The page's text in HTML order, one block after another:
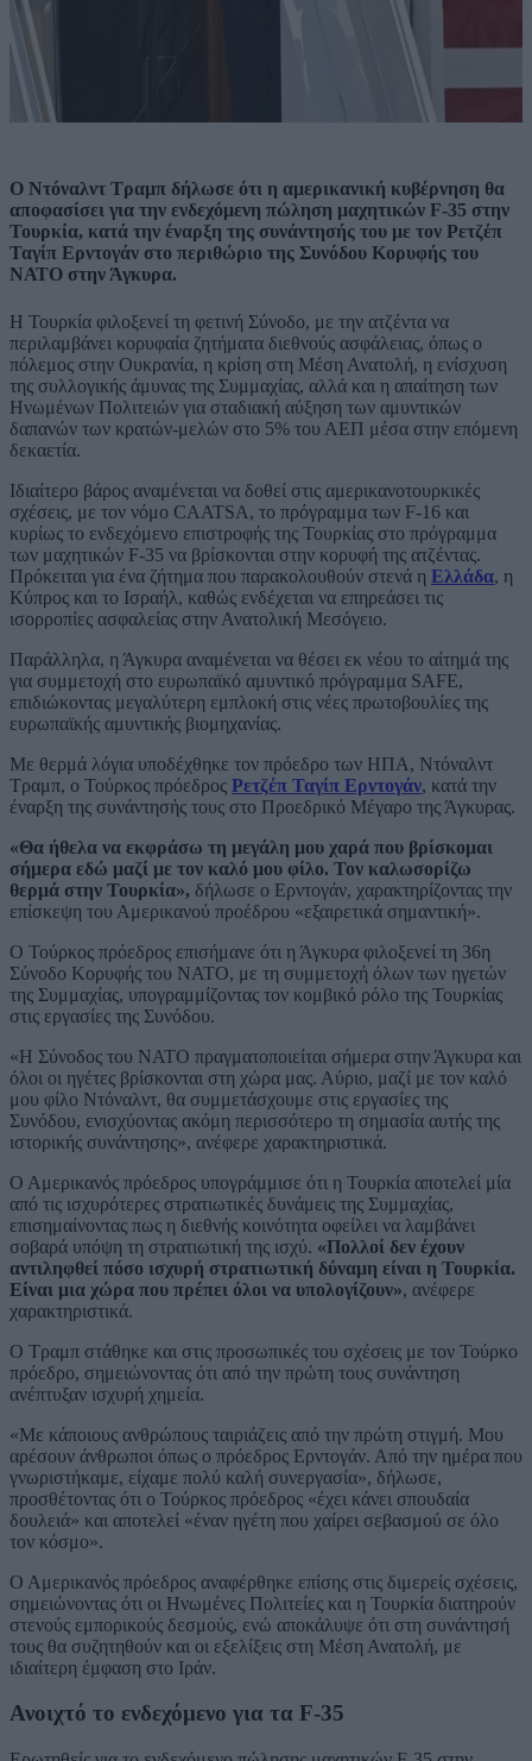
Ο Ντόναλντ Τραμπ δήλωσε ότι η αμερικανική κυβέρνηση θα
αποφασίσει για την ενδεχόμενη πώληση μαχητικών F-35 στην
Τουρκία, κατά την έναρξη της συνάντησής του με τον Ρετζέπ
Ταγίπ Ερντογάν στο περιθώριο της Συνόδου Κορυφής του
ΝΑΤΟ στην Άγκυρα.
Η Τουρκία φιλοξενεί τη φετινή Σύνοδο, με την ατζέντα να
περιλαμβάνει κορυφαία ζητήματα διεθνούς ασφάλειας, όπως ο
πόλεμος στην Ουκρανία, η κρίση στη Μέση Ανατολή, η ενίσχυση
της συλλογικής άμυνας της Συμμαχίας, αλλά και η απαίτηση των
Ηνωμένων Πολιτειών για σταδιακή αύξηση των αμυντικών
δαπανών των κρατών-μελών στο 5% του ΑΕΠ μέσα στην επόμενη
δεκαετία.
Ιδιαίτερο βάρος αναμένεται να δοθεί στις αμερικανοτουρκικές
σχέσεις, με τον νόμο CAATSA, το πρόγραμμα των F-16 και
κυρίως το ενδεχόμενο επιστροφής της Τουρκίας στο πρόγραμμα
των μαχητικών F-35 να βρίσκονται στην κορυφή της ατζέντας.
Πρόκειται για ένα ζήτημα που παρακολουθούν στενά η Ελλάδα, η
Κύπρος και το Ισραήλ, καθώς ενδέχεται να επηρεάσει τις
ισορροπίες ασφαλείας στην Ανατολική Μεσόγειο.
Παράλληλα, η Άγκυρα αναμένεται να θέσει εκ νέου το αίτημά της
για συμμετοχή στο ευρωπαϊκό αμυντικό πρόγραμμα SAFE,
επιδιώκοντας μεγαλύτερη εμπλοκή στις νέες πρωτοβουλίες της
ευρωπαϊκής αμυντικής βιομηχανίας.
Με θερμά λόγια υποδέχθηκε τον πρόεδρο των ΗΠΑ, Ντόναλντ
Τραμπ, ο Τούρκος πρόεδρος Ρετζέπ Ταγίπ Ερντογάν, κατά την
έναρξη της συνάντησής τους στο Προεδρικό Μέγαρο της Άγκυρας.
«Θα ήθελα να εκφράσω τη μεγάλη μου χαρά που βρίσκομαι
σήμερα εδώ μαζί με τον καλό μου φίλο. Τον καλωσορίζω
θερμά στην Τουρκία», δήλωσε ο Ερντογάν, χαρακτηρίζοντας την
επίσκεψη του Αμερικανού προέδρου «εξαιρετικά σημαντική».
Ο Τούρκος πρόεδρος επισήμανε ότι η Άγκυρα φιλοξενεί τη 36η
Σύνοδο Κορυφής του ΝΑΤΟ, με τη συμμετοχή όλων των ηγετών
της Συμμαχίας, υπογραμμίζοντας τον κομβικό ρόλο της Τουρκίας
στις εργασίες της Συνόδου.
«Η Σύνοδος του ΝΑΤΟ πραγματοποιείται σήμερα στην Άγκυρα και
όλοι οι ηγέτες βρίσκονται στη χώρα μας. Αύριο, μαζί με τον καλό
μου φίλο Ντόναλντ, θα συμμετάσχουμε στις εργασίες της
Συνόδου, ενισχύοντας ακόμη περισσότερο τη σημασία αυτής της
ιστορικής συνάντησης», ανέφερε χαρακτηριστικά.
Ο Αμερικανός πρόεδρος υπογράμμισε ότι η Τουρκία αποτελεί μία
από τις ισχυρότερες στρατιωτικές δυνάμεις της Συμμαχίας,
επισημαίνοντας πως η διεθνής κοινότητα οφείλει να λαμβάνει
σοβαρά υπόψη τη στρατιωτική της ισχύ. «Πολλοί δεν έχουν
αντιληφθεί πόσο ισχυρή στρατιωτική δύναμη είναι η Τουρκία.
Είναι μια χώρα που πρέπει όλοι να υπολογίζουν», ανέφερε
χαρακτηριστικά.
Ο Τραμπ στάθηκε και στις προσωπικές του σχέσεις με τον Τούρκο
πρόεδρο, σημειώνοντας ότι από την πρώτη τους συνάντηση
ανέπτυξαν ισχυρή χημεία.
«Με κάποιους ανθρώπους ταιριάζεις από την πρώτη στιγμή. Μου
αρέσουν άνθρωποι όπως ο πρόεδρος Ερντογάν. Από την ημέρα που
γνωριστήκαμε, είχαμε πολύ καλή συνεργασία», δήλωσε,
προσθέτοντας ότι ο Τούρκος πρόεδρος «έχει κάνει σπουδαία
δουλειά» και αποτελεί «έναν ηγέτη που χαίρει σεβασμού σε όλο
τον κόσμο».
Ο Αμερικανός πρόεδρος αναφέρθηκε επίσης στις διμερείς σχέσεις,
σημειώνοντας ότι οι Ηνωμένες Πολιτείες και η Τουρκία διατηρούν
στενούς εμπορικούς δεσμούς, ενώ αποκάλυψε ότι στη συνάντησή
τους θα συζητηθούν και οι εξελίξεις στη Μέση Ανατολή, με
ιδιαίτερη έμφαση στο Ιράν.
Ανοιχτό το ενδεχόμενο για τα F-35